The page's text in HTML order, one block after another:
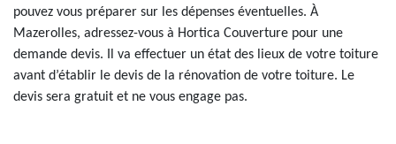
pouvez vous préparer sur les dépenses éventuelles. À
Mazerolles, adressez-vous à Hortica Couverture pour une
demande devis. Il va effectuer un état des lieux de votre toiture
avant d’établir le devis de la rénovation de votre toiture. Le
devis sera gratuit et ne vous engage pas.